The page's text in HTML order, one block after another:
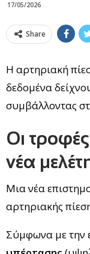
17/05/2026
Share
Η αρτηριακή
δεδομένα
συμβάλλοντας
Οι
νέα
Μια νέα
αρτηριακής
Σύμφωνα με την